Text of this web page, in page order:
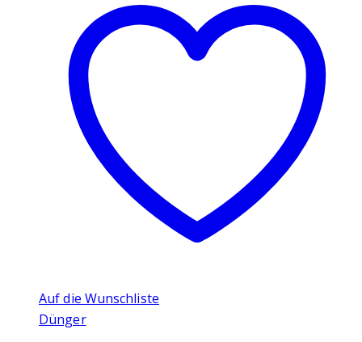
Auf die Wunschliste
Dünger